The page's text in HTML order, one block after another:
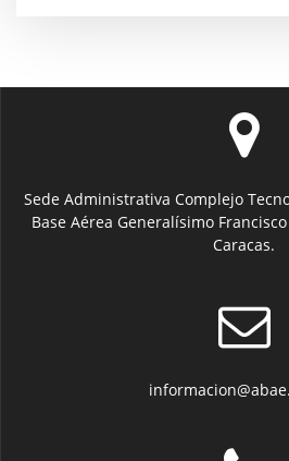
Sede Administrativa Complejo
Base Aérea Generalísimo
Caracas.